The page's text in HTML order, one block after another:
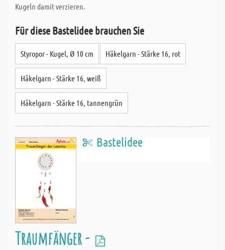
Kugeln damit verzieren.
Für diese Bastelidee brauchen Sie
Styropor - Kugel, Ø 10 cm Häkelgarn - Stärke 16, rot
Häkelgarn - Stärke 16, weiß
Häkelgarn - Stärke 16, tannengrün
Bastelidee
Traumfänger -